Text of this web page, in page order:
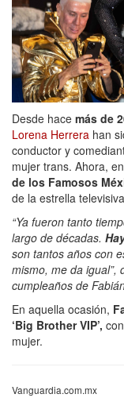
Desde hace más de
Lorena Herrera han
conductor y
mujer trans. Ahora,
de los Famosos
de la estrella
“Ya fueron tanto
largo de décadas.
son tantos años con
mismo, me da igual”,
cumpleaños de
En aquella ocasión,
‘Big Brother VIP’,
mujer.
Vanguardia.com.mx